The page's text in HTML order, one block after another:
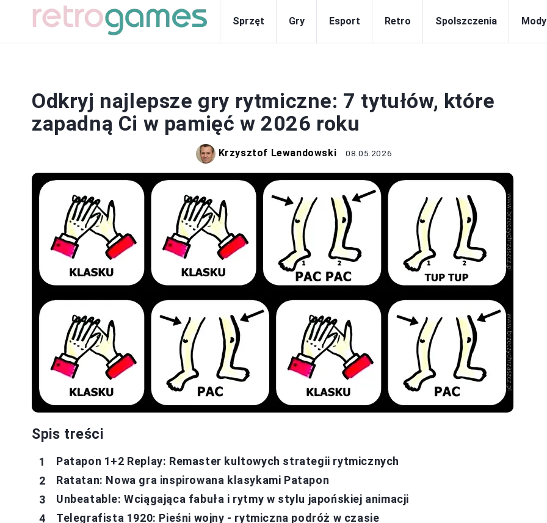
Sprzęt Gry Esport Retro Spolszczenia Mody
Odkryj najlepsze gry rytmiczne: 7 tytułów, które
zapadną Ci w pamięć w 2026 roku
Krzysztof Lewandowski 08.05.2026
Spis treści
Patapon 1+2 Replay: Remaster kultowych strategii rytmicznych
Ratatan: Nowa gra inspirowana klasykami Patapon
Unbeatable: Wciągająca fabuła i rytmy w stylu japońskiej animacji
Telegrafista 1920: Pieśni wojny - rytmiczna podróż w czasie